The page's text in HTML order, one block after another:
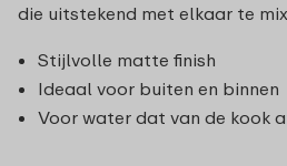
die uitstekend met elkaar te
Stijlvolle matte finish
Ideaal voor buiten en binnen
Voor water dat van de kook